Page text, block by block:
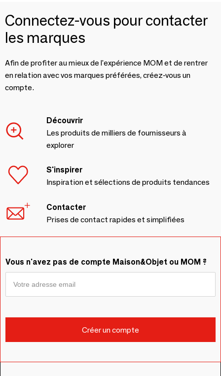
Connectez-vous pour contacter
les marques
Afin de profiter au mieux de l'expérience MOM et de rentrer
en relation avec vos marques préférées, créez-vous un
compte.
Découvrir
Les produits de milliers de fournisseurs à
explorer
S'inspirer
Inspiration et sélections de produits tendances
Contacter
Prises de contact rapides et simplifiées
Vous n'avez pas de compte Maison&Objet ou MOM ?